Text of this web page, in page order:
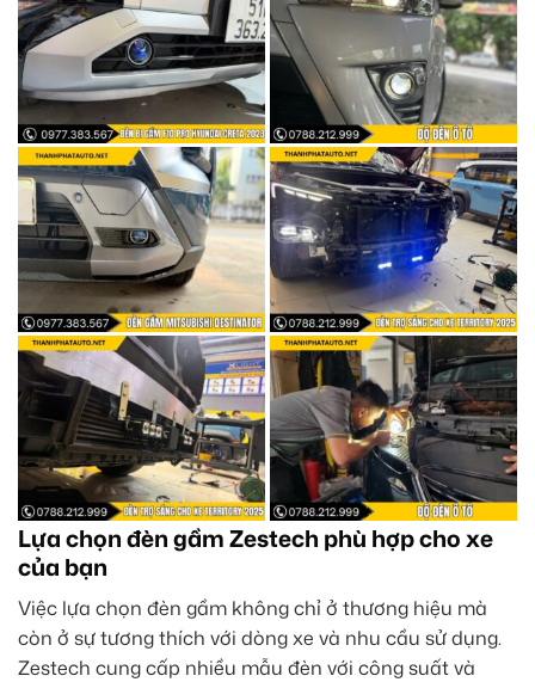
Lựa chọn đèn gầm Zestech phù hợp cho xe
của bạn
Việc lựa chọn đèn gầm không chỉ ở thương hiệu mà
còn ở sự tương thích với dòng xe và nhu cầu sử dụng.
Zestech cung cấp nhiều mẫu đèn với công suất và